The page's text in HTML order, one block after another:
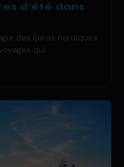
d’été dans
des fjords nordiques
qui…